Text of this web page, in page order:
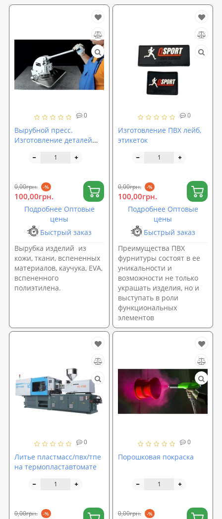
0
Вырубной пресс.
Изготовление деталей
ткани
0,00грн. -%
100,00грн.
Подробнее Оптовые
цены
Быстрый заказ
Вырубка изделий из
кожи, ткани, вспененных
материалов, каучука, EVA,
вспененного
полиэтилена.
0
Изготовление ПВХ лейб,
этикеток
0,00грн. -%
100,00грн.
Подробнее Оптовые
цены
Быстрый заказ
Преимущества ПВХ
фурнитуры состоят в ее
уникальности и
возможности не только
украшать изделия, но и
выступать в роли
функциональных
элементов
0
Литье пластмасс/пвх/тпе
на термопластавтомате
0,00грн. -%
0
Порошковая покраска
0,00грн. -%